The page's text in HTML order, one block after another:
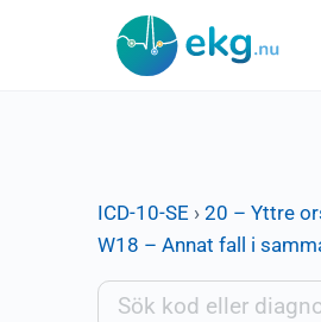
ICD-10-SE › 20 – Yttre
W18 – Annat fall i